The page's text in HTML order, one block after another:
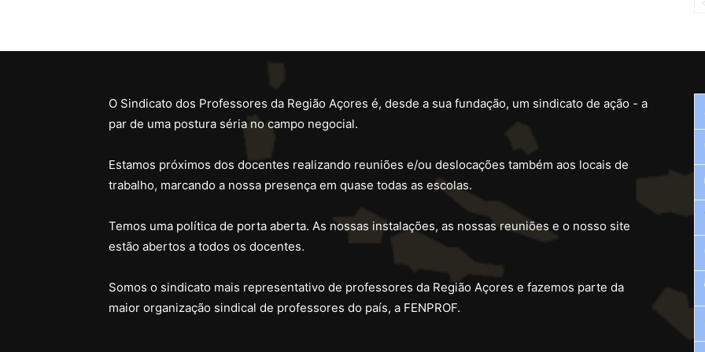
O Sindicato dos Professores da Região Açores é, desde a sua fundação, um sindicato de ação - a
par de uma postura séria no campo negocial.
Estamos próximos dos docentes realizando reuniões e/ou deslocações também aos locais de
trabalho, marcando a nossa presença em quase todas as escolas.
Temos uma política de porta aberta. As nossas instalações, as nossas reuniões e o nosso site
estão abertos a todos os docentes.
Somos o sindicato mais representativo de professores da Região Açores e fazemos parte da
maior organização sindical de professores do país, a FENPROF.